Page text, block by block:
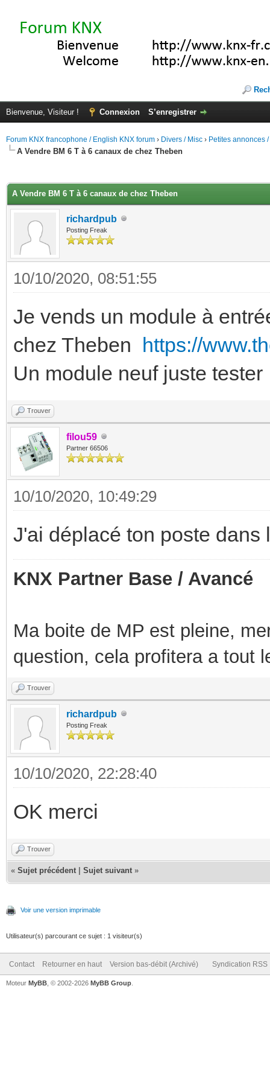
Bienvenue, Visiteur ! Connexion S’enregistrer
Forum KNX francophone / English KNX forum › Divers / Misc › Petites annonces
A Vendre BM 6 T à 6 canaux de chez Theben
A Vendre BM 6 T à 6 canaux de chez Theben
richardpub
Posting Freak
10/10/2020, 08:51:55
Je vends un module à
chez Theben https://
Un module neuf juste tester
Trouver
filou59
Partner 66506
10/10/2020, 10:49:29
J'ai déplacé ton poste dans
KNX Partner Base / Avancé
Ma boite de MP est pleine,
question, cela profitera a tout
Trouver
richardpub
Posting Freak
10/10/2020, 22:28:40
OK merci
Trouver
« Sujet précédent Sujet suivant »
Voir une version imprimable
Utilisateur(s) parcourant ce sujet : 1 visiteur(s)
Contact Retourner en haut Version bas-débit (Archivé) Syndication RSS
Moteur MyBB , © 2002-2026 MyBB Group